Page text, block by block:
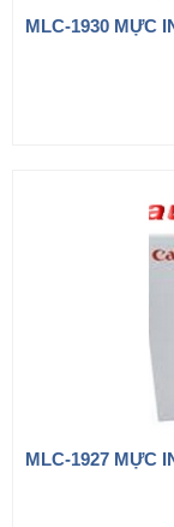
MLC-1930 MỰC
MLC-1927 MỰC